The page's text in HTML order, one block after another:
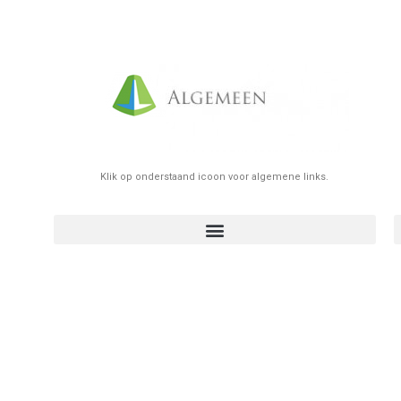
Klik op onderstaand icoon voor algemene links.